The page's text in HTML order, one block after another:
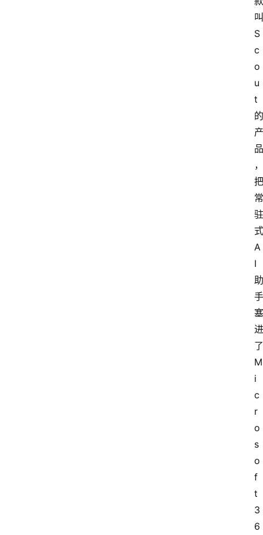
叫
S
c
o
u
t
的
产
品
，
把
常
驻
式
A
I
助
手
塞
进
了
M
i
c
r
o
s
o
f
t
3
6